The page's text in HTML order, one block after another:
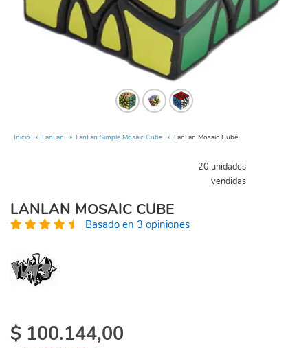
Inicio LanLan LanLan Simple Mosaic Cube LanLan Mosaic Cube
20 unidades
vendidas
LANLAN MOSAIC CUBE
Basado en 3 opiniones
$ 100.144,00